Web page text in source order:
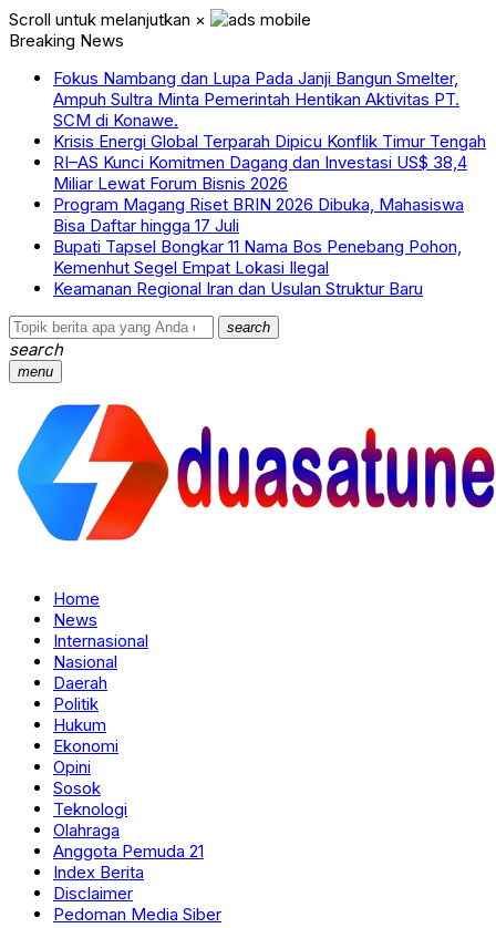
Scroll untuk melanjutkan ×
Breaking News
Fokus Nambang dan Lupa Pada Janji Bangun Smelter,
Ampuh Sultra Minta Pemerintah Hentikan Aktivitas PT.
SCM di Konawe.
Krisis Energi Global Terparah Dipicu Konflik Timur Tengah
RI–AS Kunci Komitmen Dagang dan Investasi US$ 38,4
Miliar Lewat Forum Bisnis 2026
Program Magang Riset BRIN 2026 Dibuka, Mahasiswa
Bisa Daftar hingga 17 Juli
Bupati Tapsel Bongkar 11 Nama Bos Penebang Pohon,
Kemenhut Segel Empat Lokasi Ilegal
Keamanan Regional Iran dan Usulan Struktur Baru
search
search
menu
Home
News
Internasional
Nasional
Daerah
Politik
Hukum
Ekonomi
Opini
Sosok
Teknologi
Olahraga
Anggota Pemuda 21
Index Berita
Disclaimer
Pedoman Media Siber